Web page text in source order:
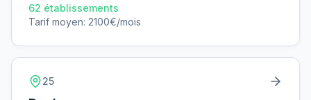
62 établissements
Tarif moyen: 2100€/mois
25